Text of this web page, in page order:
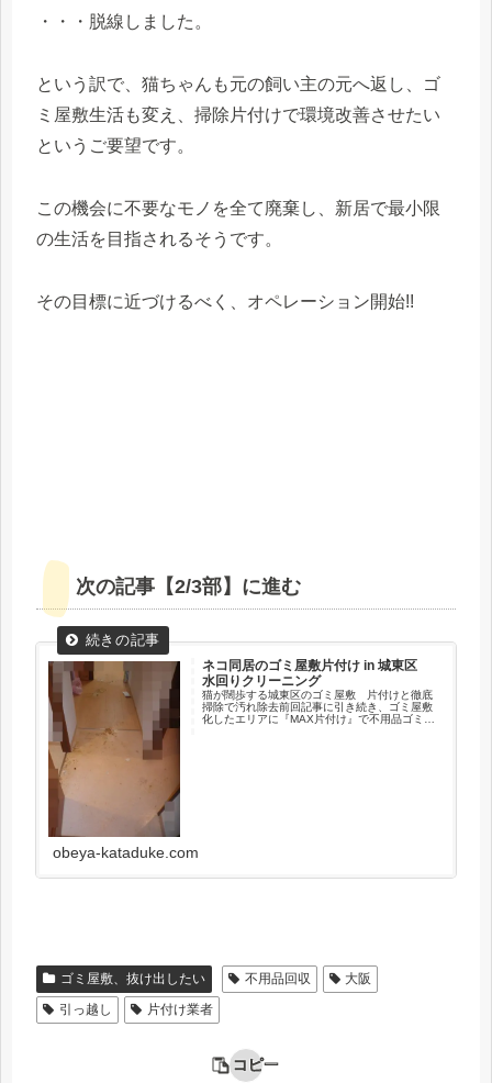
・・・脱線しました。
という訳で、猫ちゃんも元の飼い主の元へ返し、ゴ
ミ屋敷生活も変え、掃除片付けで環境改善させたい
というご要望です。
この機会に不要なモノを全て廃棄し、新居で最小限
の生活を目指されるそうです。
その目標に近づけるべく、オペレーション開始!!
次の記事【2/3部】に進む
ネコ同居のゴミ屋敷片付け in 城東区
水回りクリーニング
猫が闊歩する城東区のゴミ屋敷 片付けと徹底
掃除で汚れ除去前回記事に引き続き、ゴミ屋敷
化したエリアに『MAX片付け』で不用品ゴミの
obeya-kataduke.com
ゴミ屋敷、抜け出したい 不用品回収
大阪
引っ越し
片付け業者
コピー